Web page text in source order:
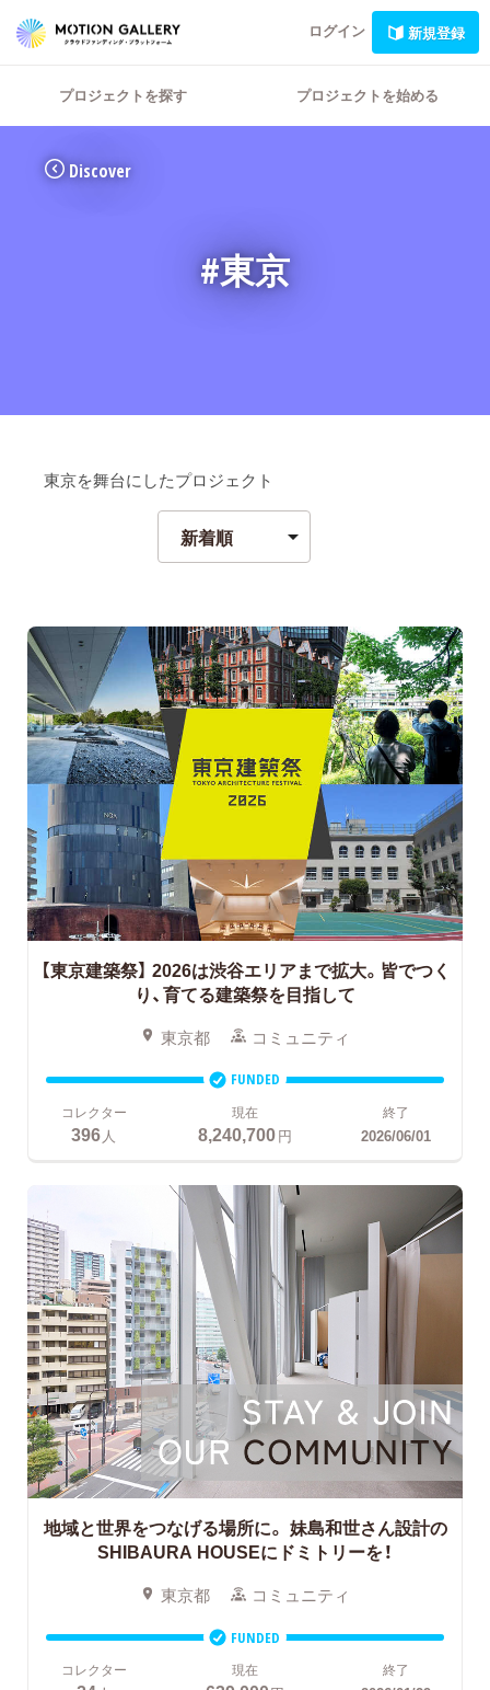
ログイン 新規登録
プロジェクトを探す プロジェクトを始める
Discover
#東京
東京を舞台にしたプロジェクト
【東京建築祭】 2026は渋谷エリアまで拡大。皆でつく
り、育てる建築祭を目指して
東京都 コミュニティ
FUNDED
コレクター
396 人
現在
8,240,700円
終了
2026/06/01
地域と世界をつなげる場所に。 妹島和世さん設計の
SHIBAURA HOUSEにドミトリーを！
東京都 コミュニティ
FUNDED
コレクター
現在 終了